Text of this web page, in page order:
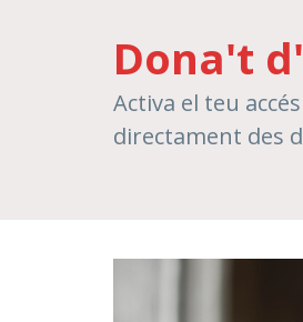
Dona't
Activa el teu
directament des